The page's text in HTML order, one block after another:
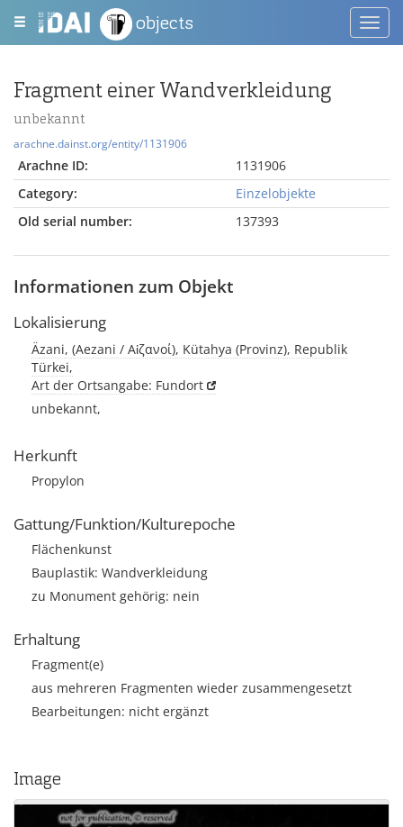
objects
Fragment einer Wandverkleidung
unbekannt
arachne.dainst.org/entity/1131906
Arachne ID:
1131906
Category:
Einzelobjekte
Old serial number:
137393
Informationen zum Objekt
Lokalisierung
Äzani, (Aezani / Αἰζανοί), Kütahya (Provinz), Republik
Türkei,
Art der Ortsangabe: Fundort
unbekannt,
Herkunft
Propylon
Gattung/Funktion/Kulturepoche
Flächenkunst
Bauplastik: Wandverkleidung
zu Monument gehörig: nein
Erhaltung
Fragment(e)
aus mehreren Fragmenten wieder zusammengesetzt
Bearbeitungen: nicht ergänzt
Image